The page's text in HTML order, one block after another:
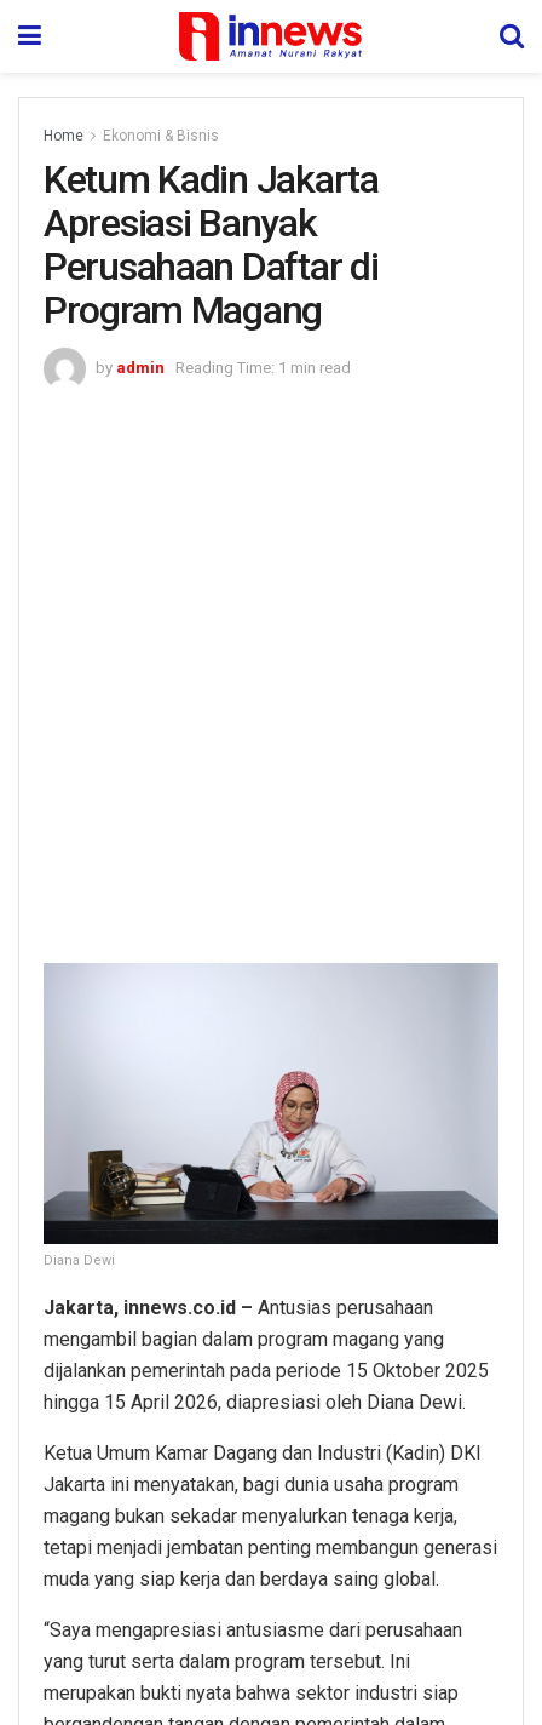
Home Ekonomi & Bisnis
Ketum Kadin Jakarta
Apresiasi Banyak
Perusahaan Daftar di
Program Magang
by admin Reading Time: 1 min read
Diana Dewi
Jakarta, innews.co.id – Antusias perusahaan
mengambil bagian dalam program magang yang
dijalankan pemerintah pada periode 15 Oktober 2025
hingga 15 April 2026, diapresiasi oleh Diana Dewi.
Ketua Umum Kamar Dagang dan Industri (Kadin) DKI
Jakarta ini menyatakan, bagi dunia usaha program
magang bukan sekadar menyalurkan tenaga kerja,
tetapi menjadi jembatan penting membangun generasi
muda yang siap kerja dan berdaya saing global.
“Saya mengapresiasi antusiasme dari perusahaan
yang turut serta dalam program tersebut. Ini
merupakan bukti nyata bahwa sektor industri siap